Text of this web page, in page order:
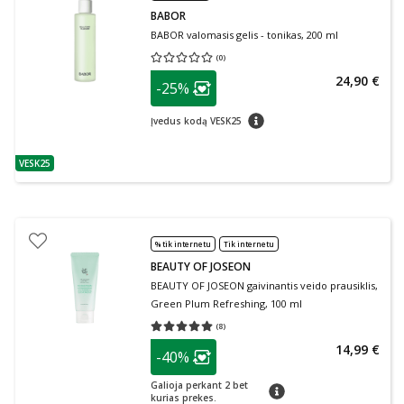
patarimas
VESK25
BABOR
BABOR valomasis gelis - tonikas, 200 ml
(0)
Vidutinis įvertinimas 0.00
patarimas
Lojalumo klubo narių nuolaida
-25%
Įvedus kodą VESK25 patarimas
24,90 €
% tik internetu Tik internetu
BEAUTY OF JOSEON
BEAUTY OF JOSEON gaivinantis veido prausiklis,
Green Plum Refreshing, 100 ml
(8)
Vidutinis įvertinimas 5.00
patarimas
Lojalumo klubo narių nuolaida
-40%
Galioja perkant 2 bet
kurias prekes.
patarimas
14,99 €